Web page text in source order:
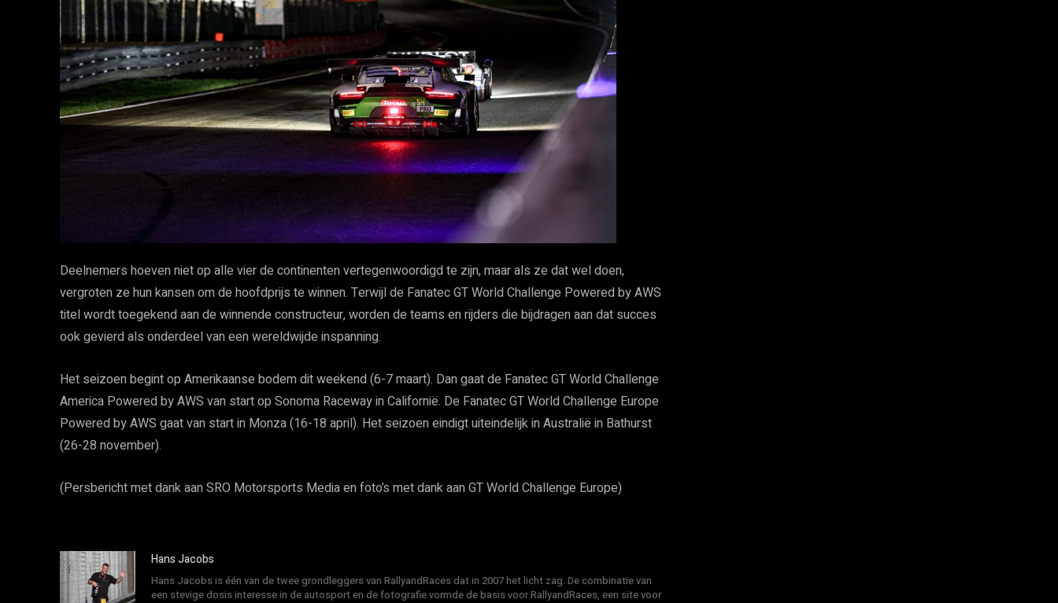
Deelnemers hoeven niet op alle vier de continenten vertegenwoordigd te zijn, maar als ze dat wel doen,
vergroten ze hun kansen om de hoofdprijs te winnen. Terwijl de Fanatec GT World Challenge Powered by AWS
titel wordt toegekend aan de winnende constructeur, worden de teams en rijders die bijdragen aan dat succes
ook gevierd als onderdeel van een wereldwijde inspanning.
Het seizoen begint op Amerikaanse bodem dit weekend (6-7 maart). Dan gaat de Fanatec GT World Challenge
America Powered by AWS van start op Sonoma Raceway in Californië. De Fanatec GT World Challenge Europe
Powered by AWS gaat van start in Monza (16-18 april). Het seizoen eindigt uiteindelijk in Australië in Bathurst
(26-28 november).
(Persbericht met dank aan SRO Motorsports Media en foto’s met dank aan GT World Challenge Europe)
Hans Jacobs
Hans Jacobs is één van de twee grondleggers van RallyandRaces dat in 2007 het licht zag. De combinatie van
een stevige dosis interesse in de autosport en de fotografie vormde de basis voor RallyandRaces, een site voor